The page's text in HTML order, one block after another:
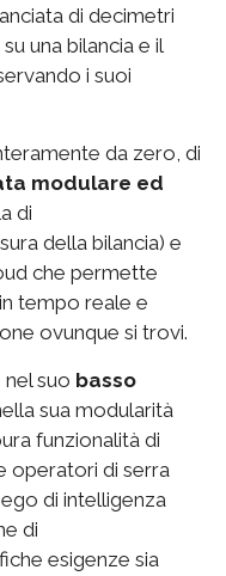
di decimetri
una bilancia e il
i suoi
da zero, di
modulare ed
di
della bilancia) e
che permette
tempo reale e
ovunque si trovi.
nel suo basso
sua modularità
funzionalità di
operatori di serra
di intelligenza
di
esigenze sia